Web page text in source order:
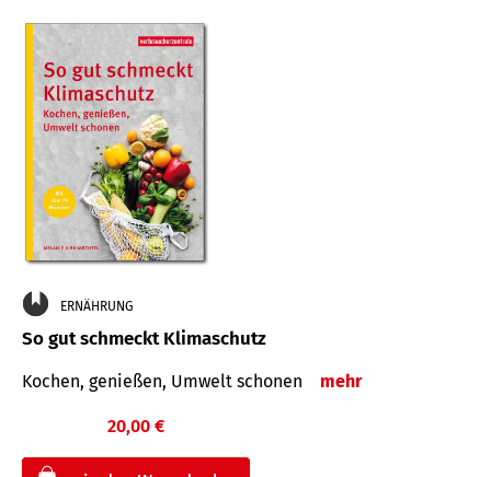
ERNÄHRUNG
So gut schmeckt Klimaschutz
Kochen, genießen, Umwelt schonen mehr
20,00 €